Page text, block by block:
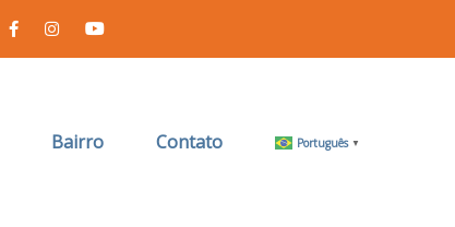
Bairro Contato Português ▼